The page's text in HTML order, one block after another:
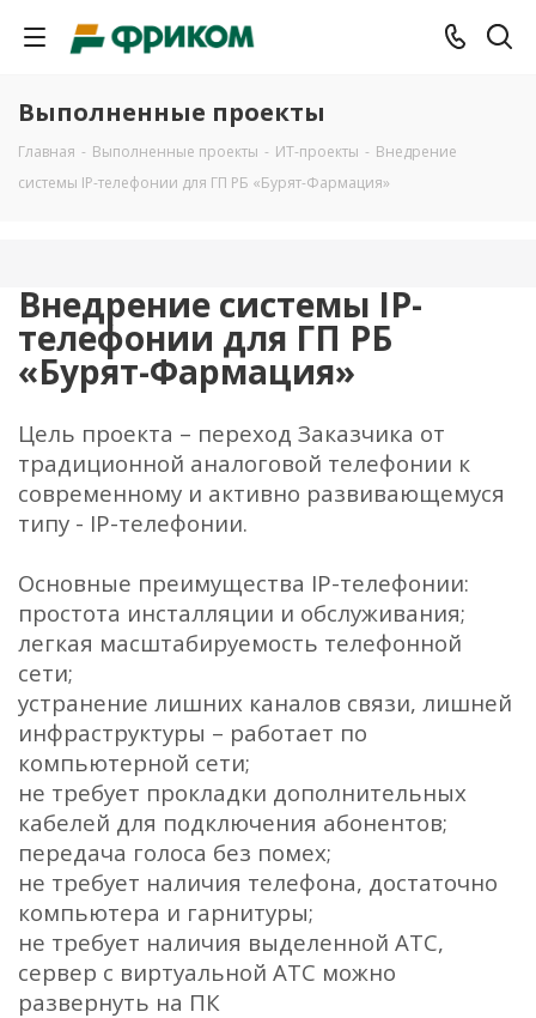
Выполненные проекты
Главная - Выполненные проекты - ИТ-проекты - Внедрение
системы IP-телефонии для ГП РБ «Бурят-Фармация»
Внедрение системы IP-
телефонии для ГП РБ
«Бурят-Фармация»
Цель проекта – переход Заказчика от
традиционной аналоговой телефонии к
современному и активно развивающемуся
типу - IP-телефонии.
Основные преимущества IP-телефонии:
простота инсталляции и обслуживания;
легкая масштабируемость телефонной
сети;
устранение лишних каналов связи, лишней
инфраструктуры – работает по
компьютерной сети;
не требует прокладки дополнительных
кабелей для подключения абонентов;
передача голоса без помех;
не требует наличия телефона, достаточно
компьютера и гарнитуры;
не требует наличия выделенной АТС,
сервер с виртуальной АТС можно
развернуть на ПК